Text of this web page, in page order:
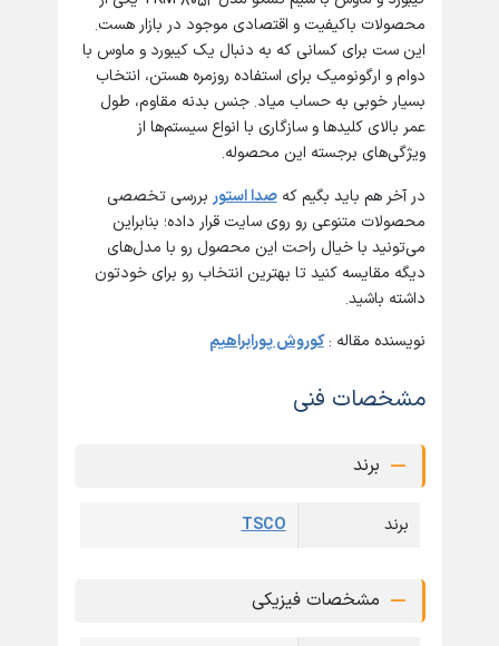
محصولات باکیفیت و اقتصادی موجود در بازار هست.
این ست برای کسانی که به دنبال یک کیبورد و ماوس با
دوام و ارگونومیک برای استفاده روزمره هستن، انتخاب
بسیار خوبی به حساب میاد. جنس بدنه مقاوم، طول
عمر بالای کلیدها و سازگاری با انواع سیستم‌ها از
ویژگی‌های برجسته این محصوله.
در آخر هم باید بگیم کهصدا استور بررسی تخصصی
محصولات متنوعی رو روی سایت قرار داده؛ بنابراین
می‌تونید با خیال راحت این محصول رو با مدل‌های
دیگه مقایسه کنید تا بهترین انتخاب رو برای خودتون
داشته باشید.
نویسنده مقاله :کوروش پورابراهیم
مشخصات فنی
برند
برند TSCO
مشخصات فیزیکی